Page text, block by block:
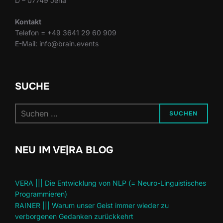
Kontakt
Telefon = +49 3641 29 60 909
E-Mail: info@brain.events
SUCHE
nach:
SUCHEN
NEU IM VE|RA BLOG
VERA ||| Die Entwicklung von NLP (= Neuro-Linguistisches
Programmieren)
RAINER ||| Warum unser Geist immer wieder zu
verborgenen Gedanken zurückkehrt